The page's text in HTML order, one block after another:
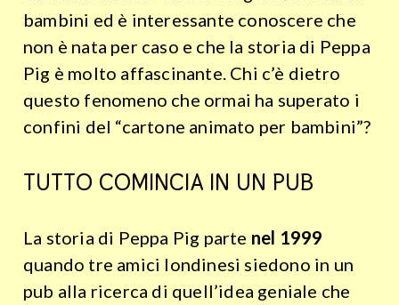
bambini ed è interessante conoscere che
non è nata per caso e che la storia di Peppa
Pig è molto affascinante. Chi c’è dietro
questo fenomeno che ormai ha superato i
confini del “cartone animato per bambini”?
TUTTO COMINCIA IN UN PUB
La storia di Peppa Pig parte nel 1999
quando tre amici londinesi siedono in un
pub alla ricerca di quell’idea geniale che